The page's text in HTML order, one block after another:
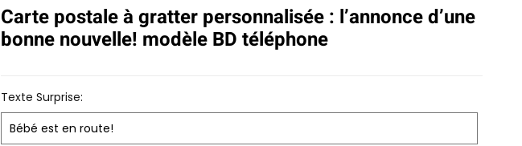
client
Carte postale à gratter personnalisée : l’annonce d’une
bonne nouvelle! modèle BD téléphone
Texte Surprise: